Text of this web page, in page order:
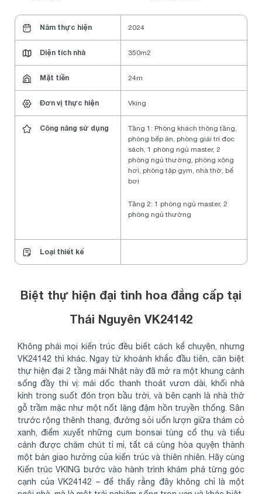
Năm thực hiện 2024
Diện tích nhà 350m2
Mặt tiền 24m
Đơn vị thực hiện Vking
Công năng sử dụng
Tầng 1: Phòng khách thông tầng,
phòng bếp ăn, phòng giải trí đọc
sách, 1 phòng ngủ master, 2
phòng ngủ thường, phòng xông
hơi, phòng tập gym, nhà thờ, bể
bơi
Tầng 2: 1 phòng ngủ master, 2
phòng ngủ thường
Loại thiết kế
Biệt thự hiện đại tinh hoa đẳng cấp tại
Thái Nguyên VK24142
Không phải mọi kiến trúc đều biết cách kể chuyện, nhưng
VK24142 thì khác. Ngay từ khoảnh khắc đầu tiên, căn biệt
thự hiện đại 2 tầng mái Nhật này đã mở ra một khung cảnh
sống đầy thi vị: mái dốc thanh thoát vươn dài, khối nhà
kính trong suốt đón trọn bầu trời, và bên cạnh là nhà thờ
gỗ trầm mặc như một nốt lặng đậm hồn truyền thống. Sân
trước rộng thênh thang, đường sỏi uốn lượn giữa thảm cỏ
xanh, điểm xuyết những cụm bonsai tùng cổ thụ và tiểu
cảnh được chăm chút tỉ mỉ, tất cả cùng hòa quyện thành
một bản giao hưởng của kiến trúc và thiên nhiên. Hãy cùng
Kiến trúc VKING bước vào hành trình khám phá từng góc
cạnh của VK24142 – để thấy rằng đây không chỉ là một